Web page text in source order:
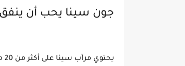
جون سينا يحب أن ينفق